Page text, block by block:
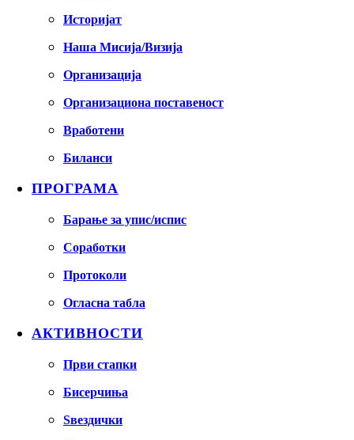
Историјат
Наша Мисија/Визија
Организација
Организациона поставеност
Вработени
Биланси
ПРОГРАМА
Барање за упис/испис
Соработки
Протоколи
Огласна табла
АКТИВНОСТИ
Први стапки
Бисерчиња
Ѕвездички